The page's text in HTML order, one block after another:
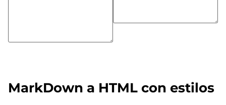
MarkDown a HTML con estilos